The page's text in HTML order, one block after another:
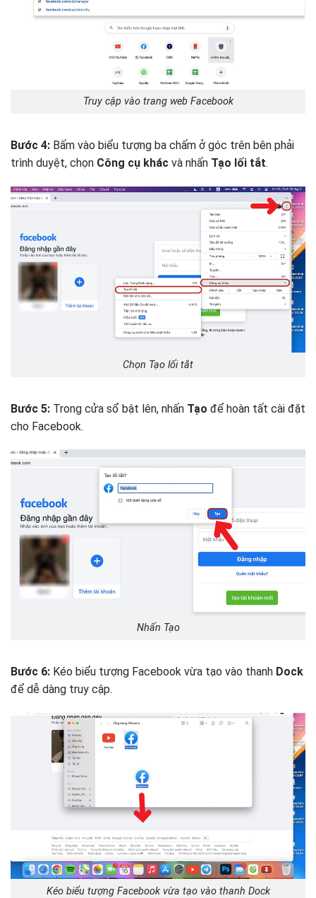
Truy cập vào trang web Facebook
Bước 4: Bấm vào biểu tượng ba chấm ở góc trên bên phải
trình duyệt, chọn Công cụ khác và nhấn Tạo lối tắt.
Chọn Tạo lối tắt
Bước 5: Trong cửa sổ bật lên, nhấn Tạo để hoàn tất cài đặt
cho Facebook.
Nhấn Tạo
Bước 6: Kéo biểu tượng Facebook vừa tạo vào thanh Dock
để dễ dàng truy cập.
Kéo biểu tượng Facebook vừa tạo vào thanh Dock